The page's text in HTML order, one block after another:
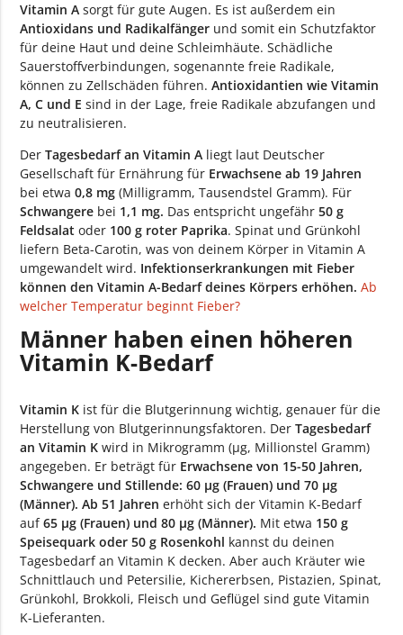
Vitamin A sorgt für gute Augen. Es ist außerdem ein
Antioxidans und Radikalfänger und somit ein Schutzfaktor
für deine Haut und deine Schleimhäute. Schädliche
Sauerstoffverbindungen, sogenannte freie Radikale,
können zu Zellschäden führen.Antioxidantien wie Vitamin
A, C und E sind in der Lage, freie Radikale abzufangen und
zu neutralisieren.
DerTagesbedarf an Vitamin A liegt laut Deutscher
Gesellschaft für Ernährung für Erwachsene ab 19 Jahren
bei etwa0,8 mg(Milligramm, Tausendstel Gramm). Für
Schwangere bei 1,1 mg. Das entspricht ungefähr50 g
Feldsalat oder 100 g roter Paprika. Spinat und Grünkohl
liefern Beta-Carotin, was von deinem Körper in Vitamin A
umgewandelt wird. Infektionserkrankungen mit Fieber
können den Vitamin A-Bedarf deines Körpers erhöhen. Ab
welcher Temperatur beginnt Fieber?
Männer haben einen höheren
Vitamin K-Bedarf
Vitamin K ist für die Blutgerinnung wichtig, genauer für die
Herstellung von Blutgerinnungsfaktoren. Der Tagesbedarf
an Vitamin Kwird in Mikrogramm (µg, Millionstel Gramm)
angegeben. Er beträgt für Erwachsene von 15-50 Jahren,
Schwangere und Stillende: 60 µg (Frauen) und 70 µg
(Männer). Ab 51 Jahrenerhöht sich der Vitamin K-Bedarf
auf65 µg (Frauen) und 80 µg (Männer). Mit etwa 150 g
Speisequark oder 50 g Rosenkohl kannst du deinen
Tagesbedarf an Vitamin K decken. Aber auch Kräuter wie
Schnittlauch und Petersilie, Kichererbsen, Pistazien, Spinat,
Grünkohl, Brokkoli, Fleisch und Geflügel sind gute Vitamin
K-Lieferanten.